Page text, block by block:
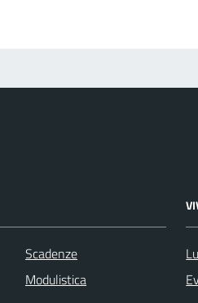
Scadenze
Modulistica